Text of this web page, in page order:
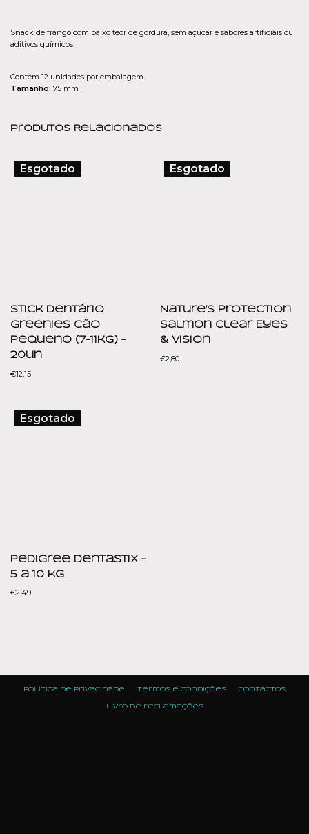
Snack de frango com baixo teor de gordura, sem açúcar e sabores artificiais ou
aditivos químicos.
Contém 12 unidades por embalagem.
Tamanho: 75 mm
Produtos Relacionados
Esgotado
Stick Dentário
Greenies Cão
Pequeno (7-11kg) –
20un
€12,15
Esgotado
Nature’s Protection
Salmon Clear Eyes
& Vision
€2,80
Esgotado
Pedigree DentaStix –
5 a 10 kg
€2,49
Política de Privacidade Termos e condições Contactos
Livro de reclamações